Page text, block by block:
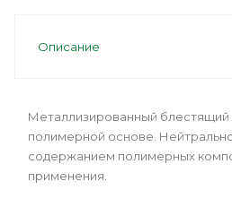
Описание
Металлизированный блестящий
полимерной основе.
содержанием полимерных
применения.